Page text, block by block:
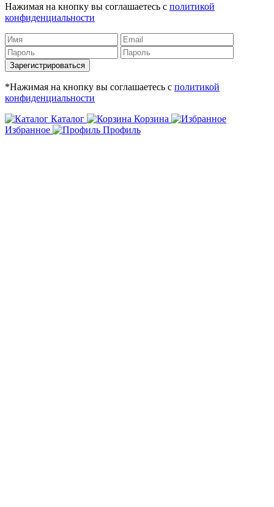
Нажимая на кнопку вы соглашаетесь с политикой
конфиденциальности
Зарегистрироваться
*Нажимая на кнопку вы соглашаетесь с политикой
конфиденциальности
Каталог
Корзина
Избранное
Профиль